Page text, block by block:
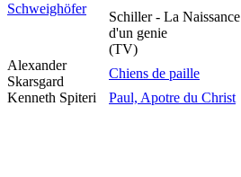
Schweighöfer
Schiller - La Naissance
d'un genie
(TV)
Alexander
Skarsgard
Chiens de paille
Kenneth Spiteri
Paul, Apotre du Christ